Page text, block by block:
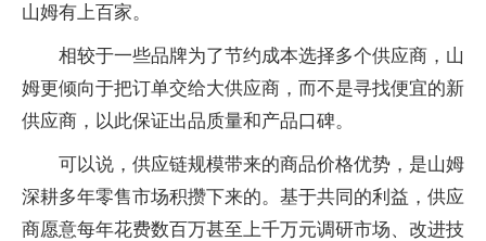
山姆有上百家。
相较于一些品牌为了节约成本选择多个供应商，山
姆更倾向于把订单交给大供应商，而不是寻找便宜的新
供应商，以此保证出品质量和产品口碑。
可以说，供应链规模带来的商品价格优势，是山姆
深耕多年零售市场积攒下来的。基于共同的利益，供应
商愿意每年花费数百万甚至上千万元调研市场、改进技